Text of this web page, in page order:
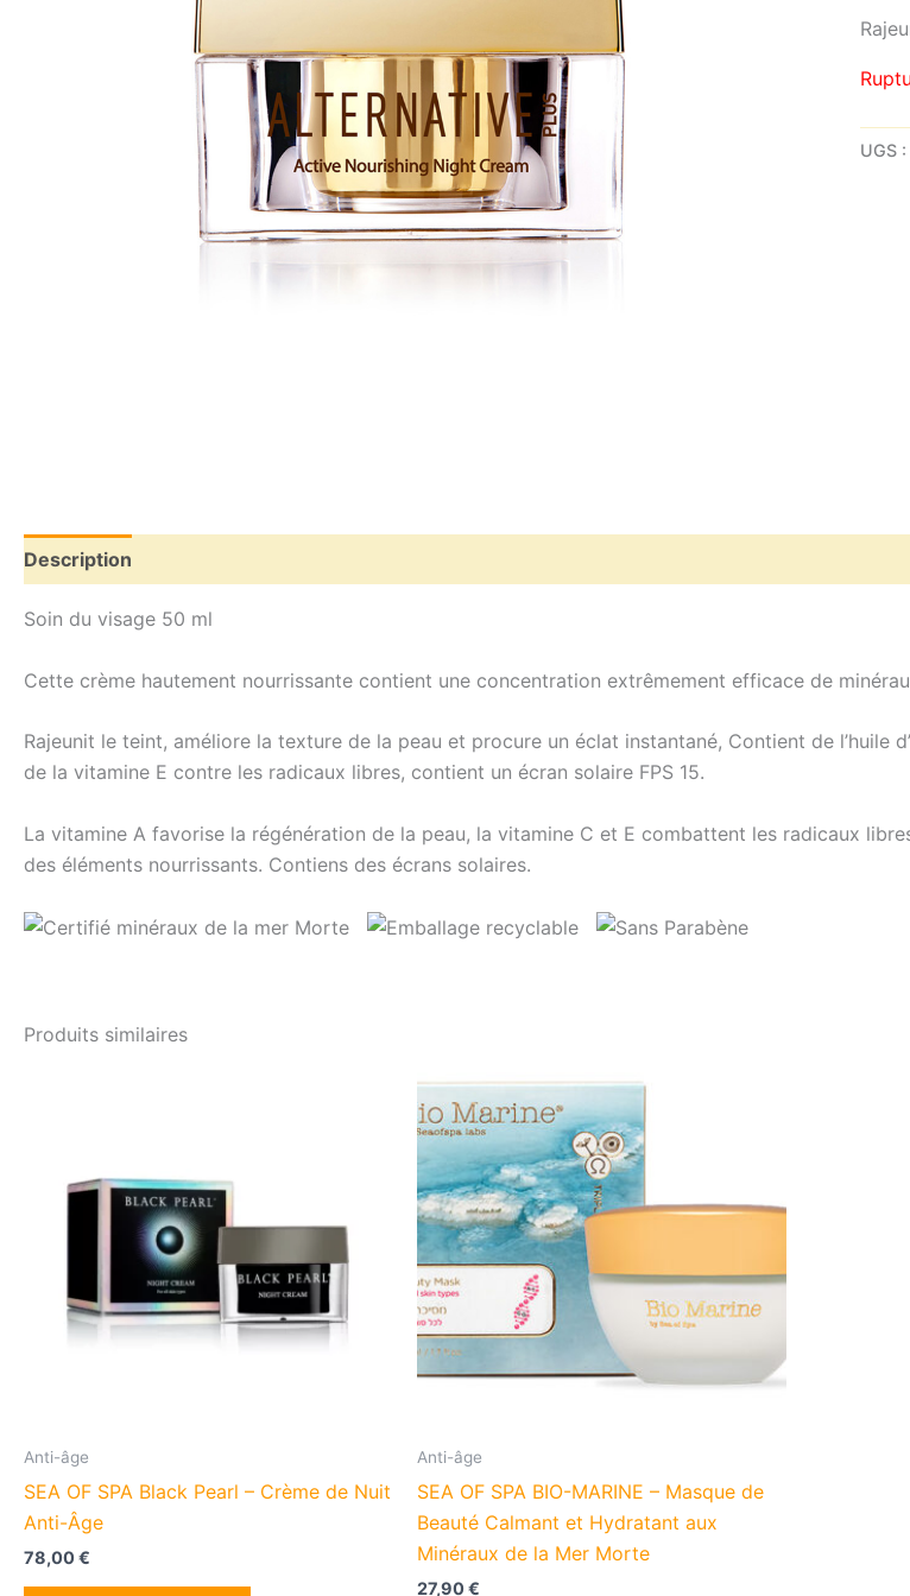
UGS
Description
Soin du visage 50 ml
Cette crème hautement nourrissante contient une concentration extrêmement efficace de
Rajeunit le teint, améliore la texture de la peau et procure un éclat instantané, Contient de l’huile
de la vitamine E contre les radicaux libres, contient un écran solaire FPS 15.
La vitamine A favorise la régénération de la peau, la vitamine C et E combattent les radicaux
des éléments nourrissants. Contiens des écrans solaires.
Produits similaires
Anti-âge
SEA OF SPA Black Pearl – Crème de Nuit
Anti-Âge
78,00€
Anti-âge
SEA OF SPA BIO-MARINE – Masque de
Beauté Calmant et Hydratant aux
Minéraux de la Mer Morte
27,90€